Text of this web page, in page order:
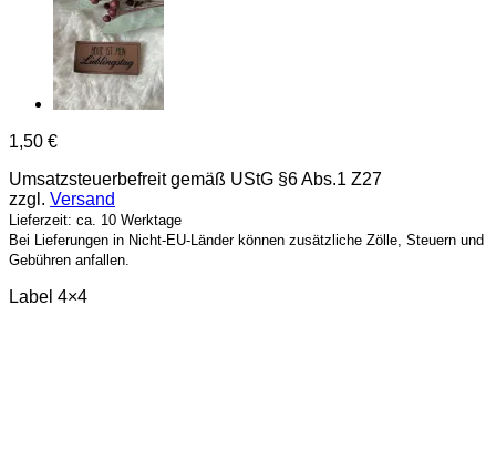
1,50 €
Umsatzsteuerbefreit gemäß UStG §6 Abs.1 Z27
zzgl. Versand
Lieferzeit: ca. 10 Werktage
Bei Lieferungen in Nicht-EU-Länder können zusätzliche Zölle, Steuern und
Gebühren anfallen.
Label 4×4